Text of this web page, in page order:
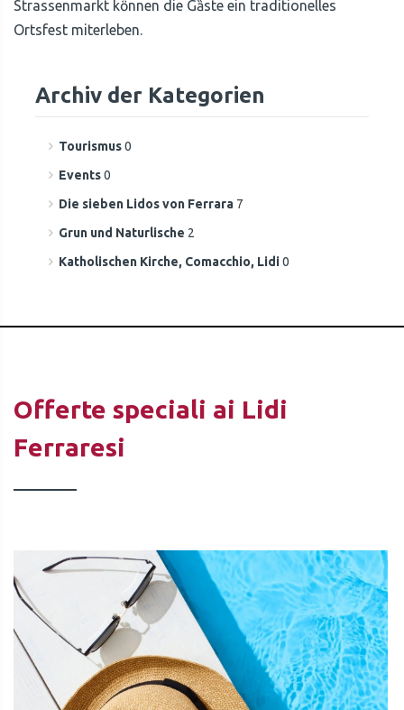
Strassenmarkt kȫnnen die Gȁste ein traditionelles
Ortsfest miterleben.
Archiv der Kategorien
Tourismus0
Events0
Die sieben Lidos von Ferrara 7
Grun und Naturlische 2
Katholischen Kirche, Comacchio, Lidi0
Offerte speciali ai Lidi
Ferraresi